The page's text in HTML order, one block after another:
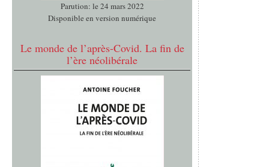
Parution: le 24 mars 2022
Disponible en version numérique
Le monde de l’après-Covid. La fin de
l’ère néolibérale